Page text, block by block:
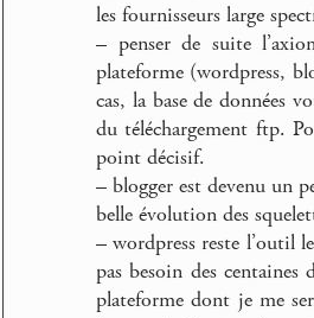
les fournisseurs large
– penser de suite
plateforme (wordpress,
cas, la base de données
du téléchargement ftp.
point décisif.
– blogger est devenu un
belle évolution des
– wordpress reste l’outil
pas besoin des
plateforme dont je me